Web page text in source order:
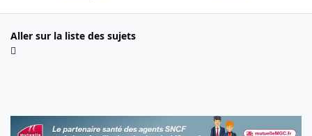
Aller sur la liste des sujets